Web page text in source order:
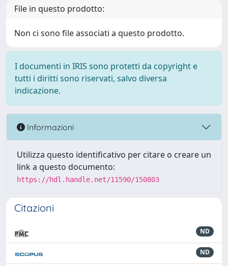
File in questo prodotto:
Non ci sono file associati a questo prodotto.
I documenti in IRIS sono protetti da copyright e
tutti i diritti sono riservati, salvo diversa
indicazione.
Informazioni
Utilizza questo identificativo per citare o creare un
link a questo documento:
https://hdl.handle.net/11590/150803
Citazioni
ND
ND